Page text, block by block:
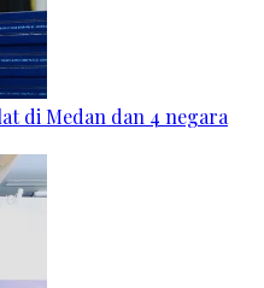
di Medan dan 4 negara